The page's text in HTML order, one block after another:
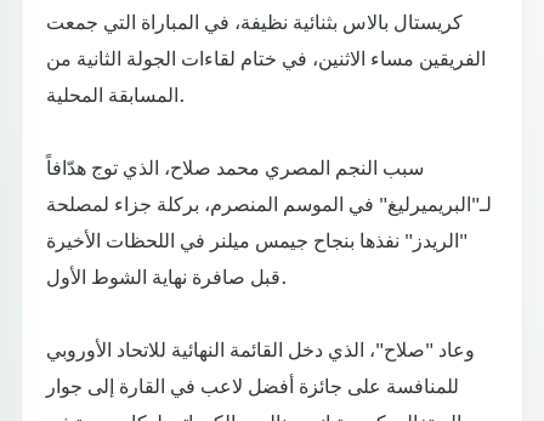
كريستال بالاس بثنائية نظيفة، في المباراة التي جمعت
الفريقين مساء الاثنين، في ختام لقاءات الجولة الثانية من
المسابقة المحلية.
سبب النجم المصري محمد صلاح، الذي توج هدّافاً
لـ"البريميرليغ" في الموسم المنصرم، بركلة جزاء لمصلحة
"الريدز" نفذها بنجاح جيمس ميلنر في اللحظات الأخيرة
قبل صافرة نهاية الشوط الأول.
وعاد "صلاح"، الذي دخل القائمة النهائية للاتحاد الأوروبي
للمنافسة على جائزة أفضل لاعب في القارة إلى جوار